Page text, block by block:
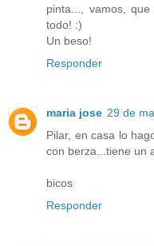
pinta..., vamos,
todo! :)
Un beso!
Responder
maria jose 29 de
Pilar, en casa lo
con berza...tiene un
bicos
Responder